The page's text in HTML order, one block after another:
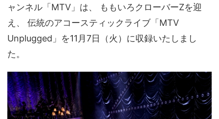
ャンネル「MTV」は、 ももいろクローバーZを迎
え、 伝統のアコースティックライブ「MTV
Unplugged」を11月7日（火）に収録いたしまし
た。